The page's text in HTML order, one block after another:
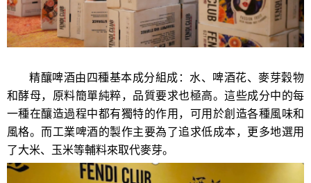
精釀啤酒由四種基本成分組成：水、啤酒花、麥芽穀物
和酵母， 原料簡單純粹，品質要求也極高。這些成分中的每
一種在釀造過程中都有獨特的作用，可用於創造各種風味和
風格。 而工業啤酒的製作主要為了追求低成本，更多地選用
了大米、玉米等輔料來取代麥芽。